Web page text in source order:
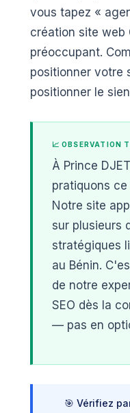
vous tapez «
création site web
préoccupant.
positionner votre
positionner le
📈 OBSERVATION
À Prince
pratiquons
Notre site
sur plusieurs
stratégiques
au Bénin.
de notre
SEO dès la
— pas en
🎯 Vérifiez